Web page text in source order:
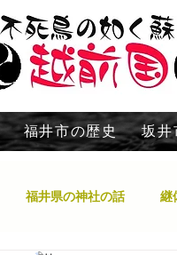
福井市の歴史 坂井
福井県の神社の話 継